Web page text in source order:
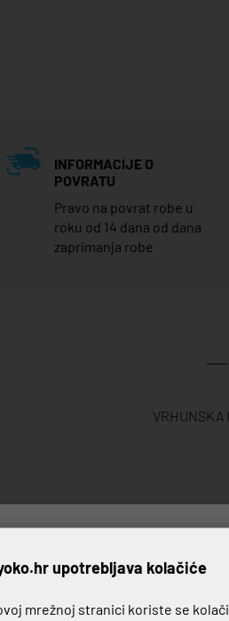
INFORMACIJE O
POVRATU
Pravo na povrat robe u
roku od 14 dana od dana
zaprimanja robe
VRHUNSKA
Prijavite se
upotrebljava kolačiće
mrežnoj stranici koriste se